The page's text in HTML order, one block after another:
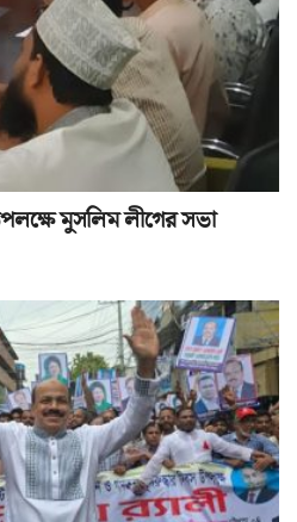
মুসলিম লীগের সভা